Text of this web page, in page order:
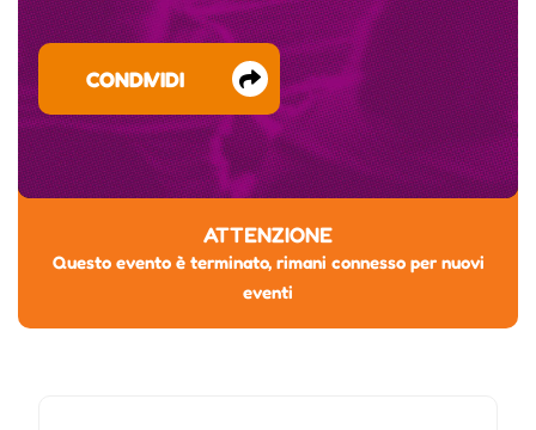
CONDIVIDI
ATTENZIONE
Questo evento è terminato, rimani connesso per nuovi
eventi